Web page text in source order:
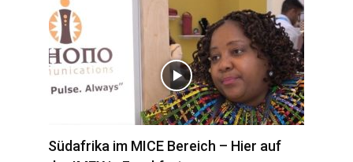
Südafrika im MICE Bereich – Hier auf